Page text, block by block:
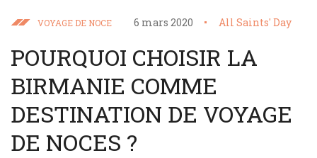
VOYAGE DE NOCE 6 mars 2020 All Saints' Day
POURQUOI CHOISIR LA
BIRMANIE COMME
DESTINATION DE VOYAGE
DE NOCES ?